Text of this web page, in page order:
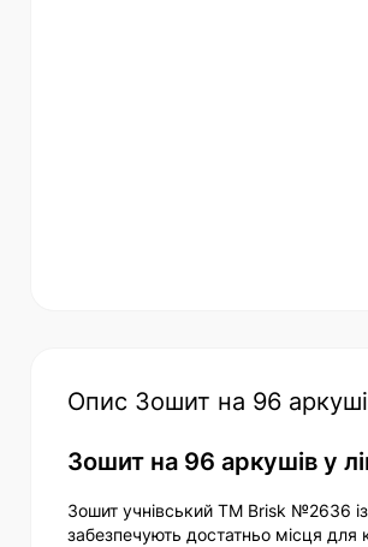
Опис Зошит на 96
Зошит на 96 аркушів у
Зошит учнівський ТМ Brisk №2636
забезпечують достатньо місця для